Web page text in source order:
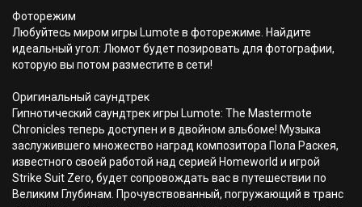
Фоторежим
Любуйтесь миром игры Lumote в фоторежиме. Найдите
идеальный угол: Люмот будет позировать для фотографии,
которую вы потом разместите в сети!
Оригинальный саундтрек
Гипнотический саундтрек игры Lumote: The Mastermote
Chronicles теперь доступен и в двойном альбоме! Музыка
заслужившего множество наград композитора Пола Раскея,
известного своей работой над серией Homeworld и игрой
Strike Suit Zero, будет сопровождать вас в путешествии по
Великим Глубинам. Прочувствованный, погружающий в транс